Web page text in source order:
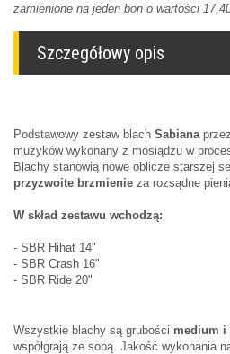
zamienione na jeden bon o wartości
Szczegółowy opis
Podstawowy zestaw blach Sabiana
muzyków wykonany z mosiądzu w
Blachy stanowią nowe oblicze starszej
przyzwoite brzmienie za rozsądne
W skład zestawu wchodzą:
- SBR Hihat 14"
- SBR Crash 16"
- SBR Ride 20"
Wszystkie blachy są grubości medium i
współgrają ze sobą. Jakość wykonania